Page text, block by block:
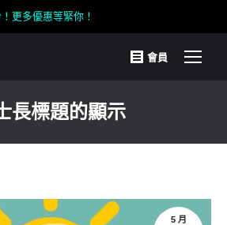
優惠等緊你！
會員
長標題的顯示
5 月